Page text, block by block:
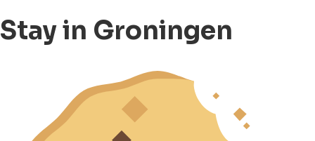
Stay in Groningen